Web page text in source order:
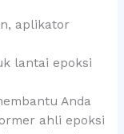
aplikator
lantai epoksi
Anda
ahli epoksi